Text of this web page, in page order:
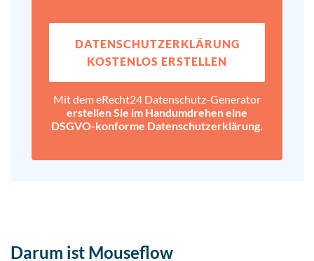
DATENSCHUTZ­ERKLÄRUNG
KOSTENLOS ERSTELLEN
Mit dem eRecht24 Datenschutz-Generator
erstellen Sie im Handumdrehen eine
DSGVO-konforme Datenschutz­erklärung.
Darum ist Mouseflow